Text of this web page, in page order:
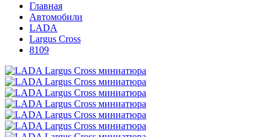
Главная
Автомобили
LADA
Largus Cross
8109